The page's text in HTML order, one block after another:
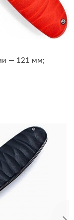
— 121 мм;